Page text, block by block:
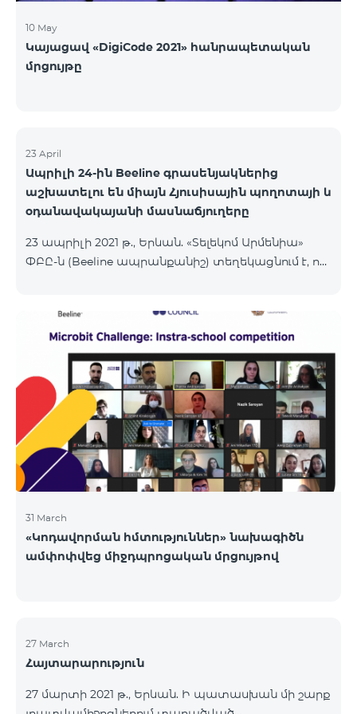
10 May
Կայացավ «DigiCode 2021» հանրապետական
մրցույթը
23 April
Ապրիլի 24-ին Beeline գրասենյակներից
աշխատելու են միայն Հյուսիսային պողոտայի և
օդանավակայանի մասնաճյուղերը
23 ապրիլի 2021 թ., Երևան. «Տելեկոմ Արմենիա»
ՓԲԸ-ն (Beeline ապրանքանիշ) տեղեկացնում է, որ
սպասարկման գրասենյակը՝ աշխատանքային
ժամերը՝ 10:00-22:00, և օդանավակայանի
մասնաճյուղը, որը աշխատում է
շուրջօրյա։Ընկերության այլ վաճառքի և
սպասարկման գրասենյակները ապրիլի 24-ին
փակ են լինելու։
31 March
«Կոդավորման հմտություններ» նախագիծն
ամփոփվեց միջդպրոցական մրցույթով
27 March
Հայտարարություն
27 մարտի 2021 թ., Երևան. Ի պատասխան մի շարք